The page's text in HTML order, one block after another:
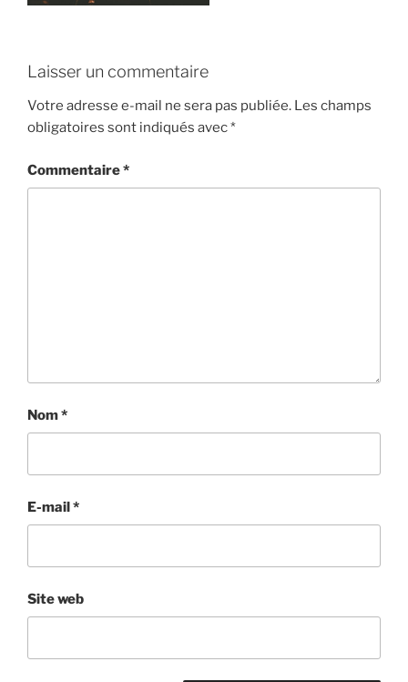
Laisser un commentaire
Votre adresse e-mail ne sera pas publiée. Les champs
obligatoires sont indiqués avec*
Commentaire*
Nom*
E-mail*
Site web